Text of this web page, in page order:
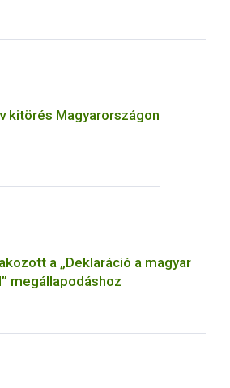
kitörés Magyarországon
a „Deklaráció a magyar
megállapodáshoz